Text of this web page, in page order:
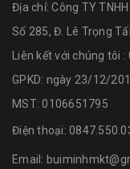
Địa chỉ:Công TY
Số 285, Đ. Lê Trọng
Liên kết với chúng tôi
GPKD: ngày 23/12/
MST: 0106651795
Điện thoại:
Email: